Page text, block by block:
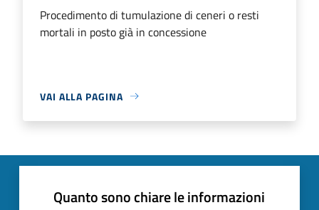
Procedimento di tumulazione di ceneri o resti
mortali in posto già in concessione
VAI ALLA PAGINA
Quanto sono chiare le informazioni